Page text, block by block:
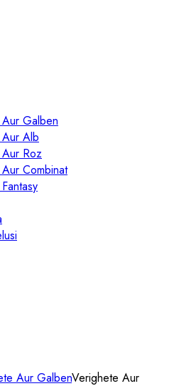
Galben
Alb
Roz
Combinat
Aur GalbenVerighete Aur